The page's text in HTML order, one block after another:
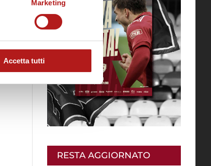
Marketing
Accetta tutti
RESTA AGGIORNATO